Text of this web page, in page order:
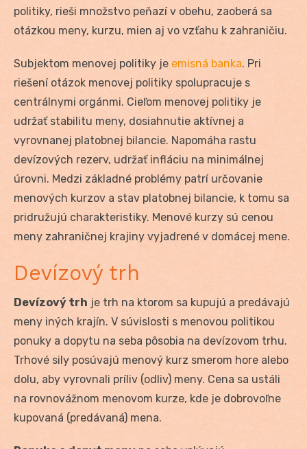
politiky, rieši množstvo peňazí v obehu, zaoberá sa
otázkou meny, kurzu, mien aj vo vzťahu k zahraničiu.
Subjektom menovej politiky je emisná banka. Pri
riešení otázok menovej politiky spolupracuje s
centrálnymi orgánmi. Cieľom menovej politiky je
udržať stabilitu meny, dosiahnutie aktívnej a
vyrovnanej platobnej bilancie. Napomáha rastu
devízových rezerv, udržať infláciu na minimálnej
úrovni. Medzi základné problémy patrí určovanie
menových kurzov a stav platobnej bilancie, k tomu sa
pridružujú charakteristiky. Menové kurzy sú cenou
meny zahraničnej krajiny vyjadrené v domácej mene.
Devízový trh
Devízový trh je trh na ktorom sa kupujú a predávajú
meny iných krajín. V súvislosti s menovou politikou
ponuky a dopytu na seba pôsobia na devízovom trhu.
Trhové sily posúvajú menový kurz smerom hore alebo
dolu, aby vyrovnali príliv (odliv) meny. Cena sa ustáli
na rovnovážnom menovom kurze, kde je dobrovoľne
kupovaná (predávaná) mena.